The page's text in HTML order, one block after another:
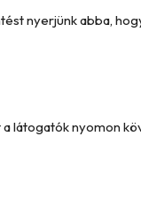
nyerjünk abba,
látogatók nyomon